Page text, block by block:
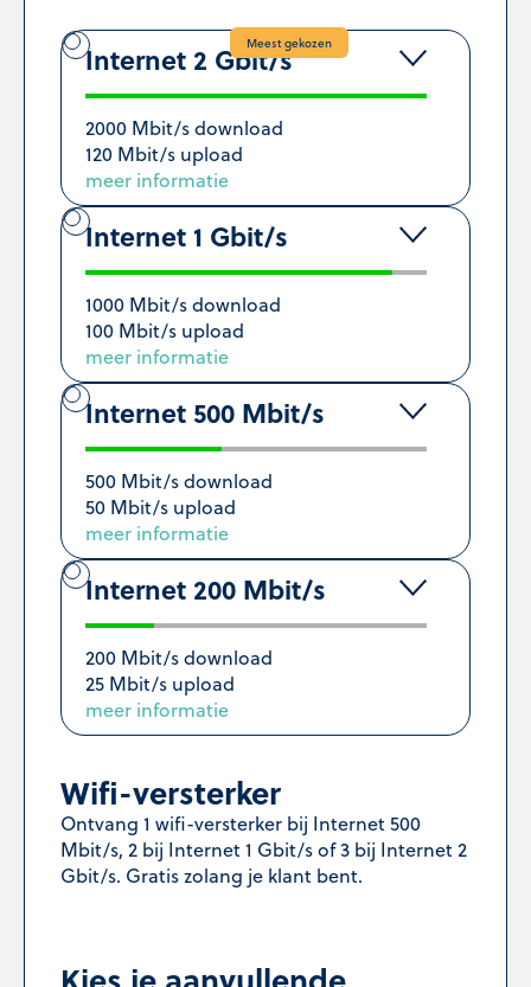
Internet 2 Gbit/s
2000 Mbit/s download
120 Mbit/s upload
meer informatie
Meest gekozen
Internet 1 Gbit/s
1000 Mbit/s download
100 Mbit/s upload
meer informatie
Internet 500 Mbit/s
500 Mbit/s download
50 Mbit/s upload
meer informatie
Internet 200 Mbit/s
200 Mbit/s download
25 Mbit/s upload
meer informatie
Wifi-versterker
Ontvang 1 wifi-versterker bij Internet 500
Mbit/s, 2 bij Internet 1 Gbit/s of 3 bij Internet 2
Gbit/s. Gratis zolang je klant bent.